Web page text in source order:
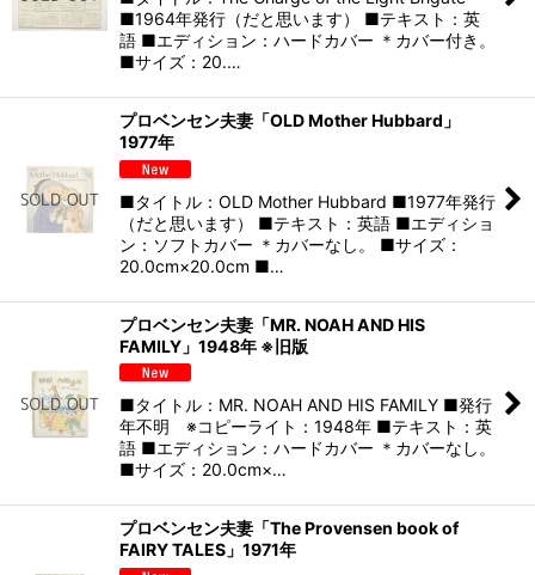
■1964年発行（だと思います） ■テキスト：英
語 ■エディション：ハードカバー ＊カバー付き。
■サイズ：20.…
プロベンセン夫妻「OLD Mother Hubbard」
1977年
■タイトル：OLD Mother Hubbard ■1977年発行
（だと思います） ■テキスト：英語 ■エディショ
ン：ソフトカバー ＊カバーなし。 ■サイズ：
20.0cm×20.0cm ■…
プロベンセン夫妻「MR. NOAH AND HIS
FAMILY」1948年 ※旧版
■タイトル：MR. NOAH AND HIS FAMILY ■発行
年不明 ※コピーライト：1948年 ■テキスト：英
語 ■エディション：ハードカバー ＊カバーなし。
■サイズ：20.0cm×…
プロベンセン夫妻「The Provensen book of
FAIRY TALES」1971年